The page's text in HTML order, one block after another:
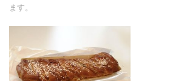
ます。